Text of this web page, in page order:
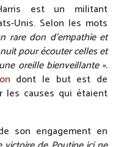
est un militant
Unis. Selon les mots
rare don d’empathie et
pour écouter celles et
oreille bienveillante ».
dont le but est de
les causes qui étaient
son engagement en